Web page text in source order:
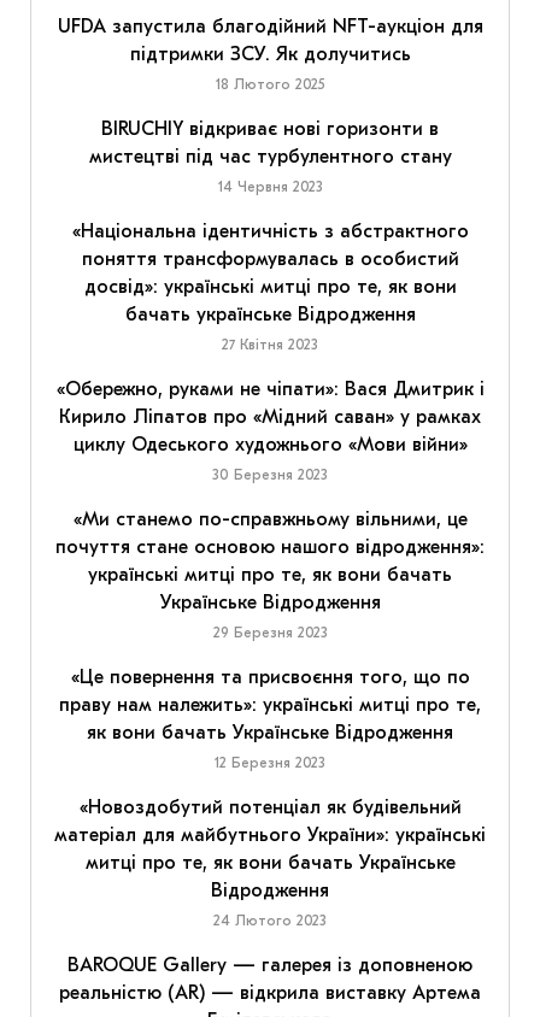
UFDA запустила благодійний NFT-аукціон для
підтримки ЗСУ. Як долучитись
18 Лютого 2025
BIRUCHIY відкриває нові горизонти в
мистецтві під час турбулентного стану
14 Червня 2023
«Національна ідентичність з абстрактного
поняття трансформувалась в особистий
досвід»: українські митці про те, як вони
бачать українське Відродження
27 Квітня 2023
«Обережно, руками не чіпати»: Вася Дмитрик і
Кирило Ліпатов про «Мідний саван» у рамках
циклу Одеського художнього «Мови війни»
30 Березня 2023
«Ми станемо по-справжньому вільними, це
почуття стане основою нашого відродження»:
українські митці про те, як вони бачать
Українське Відродження
29 Березня 2023
«Це повернення та присвоєння того, що по
праву нам належить»: українські митці про те,
як вони бачать Українське Відродження
12 Березня 2023
«Новоздобутий потенціал як будівельний
матеріал для майбутнього України»: українські
митці про те, як вони бачать Українське
Відродження
24 Лютого 2023
BAROQUE Gallery — галерея із доповненою
реальністю (AR) — відкрила виставку Артема